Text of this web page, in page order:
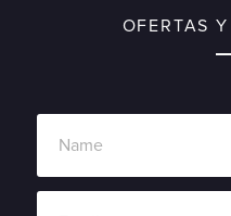
OFERTAS